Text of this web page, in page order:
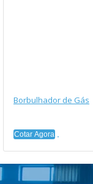
Borbulhador de Gás
Cotar Agora